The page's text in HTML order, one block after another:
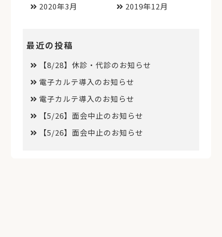
2020年3月
2019年12月
最近の投稿
【8/28】休診・代診のお知らせ
電子カルテ導入のお知らせ
電子カルテ導入のお知らせ
【5/26】面会中止のお知らせ
【5/26】面会中止のお知らせ